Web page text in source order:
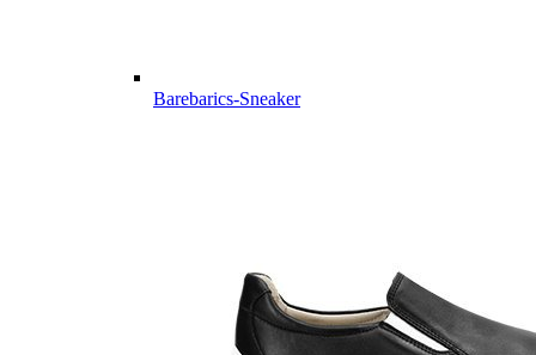
Barebarics-Sneaker